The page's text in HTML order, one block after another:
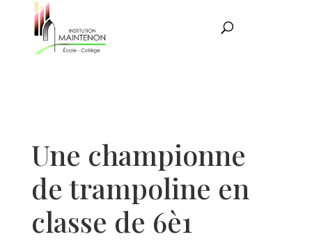
Une championne
de trampoline en
classe de 6è1